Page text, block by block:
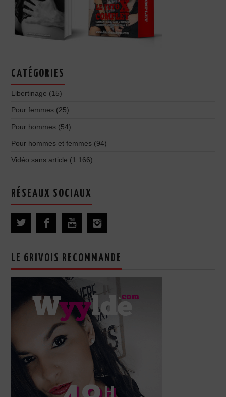
CATÉGORIES
Libertinage (15)
Pour femmes (25)
Pour hommes (54)
Pour hommes et femmes (94)
Vidéo sans article (1 166)
RÉSEAUX SOCIAUX
LE GRIVOIS RECOMMANDE